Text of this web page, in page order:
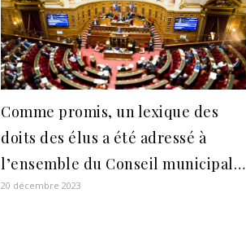
Comme promis, un lexique des
doits des élus a été adressé à
l’ensemble du Conseil municipal…
20 décembre 2023